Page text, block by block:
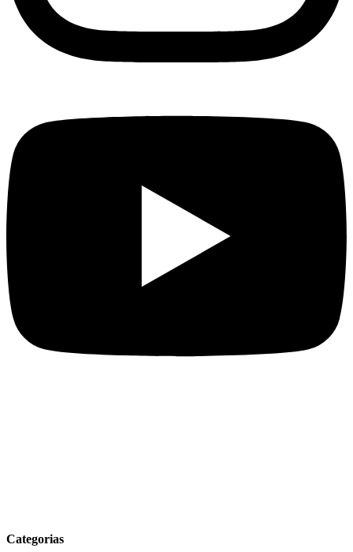
Categorias